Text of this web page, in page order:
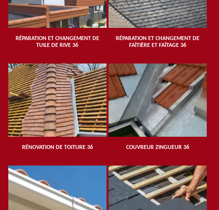
RÉPARATION ET CHANGEMENT DE
TUILE DE RIVE 36
RÉPARATION ET CHANGEMENT DE
FAÎTIÈRE ET FAÎTAGE 36
RÉNOVATION DE TOITURE 36 COUVREUR ZINGUEUR 36